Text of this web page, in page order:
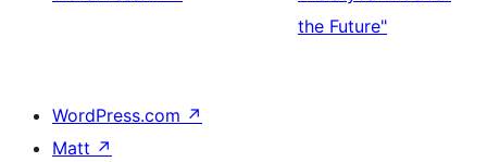
the Future"
WordPress.com ↗
Matt ↗